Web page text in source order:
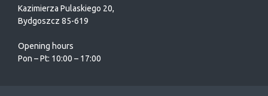
Kazimierza Pulaskiego 20,
Bydgoszcz 85-619
Opening hours
Pon – Pt: 10:00 – 17:00